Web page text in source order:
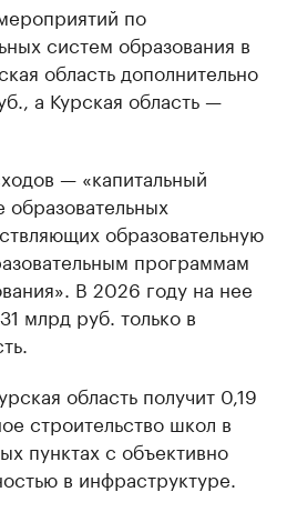
по
систем образования в
область дополнительно
а Курская область —
— «капитальный
образовательную
программам
В 2026 году на нее
млрд руб. только в
область получит 0,19
строительство школ в
пунктах с объективно
в инфраструктуре.